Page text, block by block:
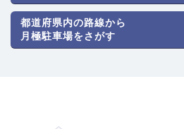
都道府県内の路線から
月極駐車場をさがす